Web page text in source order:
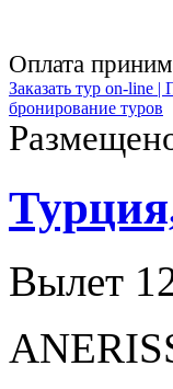
Оплата
Заказать тур on-line |
бронирование туров
Вылет